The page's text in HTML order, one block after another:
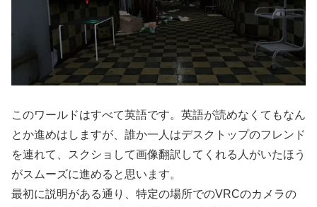
このワールドはすべて英語です。英語が読めなくてもなん
とか進めはしますが、誰か一人はデスクトップのフレンド
を連れて、スクショして画像翻訳してくれる人がいたほう
がスムーズに進めると思います。
最初に説明がある通り、特定の場所でのVRCのカメラの